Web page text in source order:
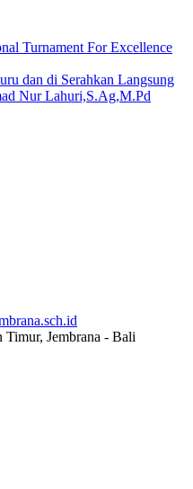
Turnament For Excellence
dan di Serahkan Langsung
Nur Lahuri,S.Ag,M.Pd
Timur, Jembrana - Bali